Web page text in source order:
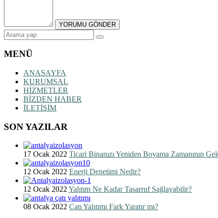
MENÜ
ANASAYFA
KURUMSAL
HİZMETLER
BİZDEN HABER
İLETİŞİM
SON YAZILAR
17 Ocak 2022 Ticari Binanızı Yeniden Boyama Zamanının
12 Ocak 2022 Enerji Denetimi Nedir?
12 Ocak 2022Yalıtım Ne Kadar Tasarruf Sağlayabilir?
08 Ocak 2022 Çatı Yalıtımı Fark Yaratır mı?